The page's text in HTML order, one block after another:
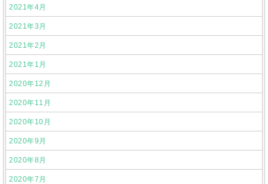
2021年4月
2021年3月
2021年2月
2021年1月
2020年12月
2020年11月
2020年10月
2020年9月
2020年8月
2020年7月